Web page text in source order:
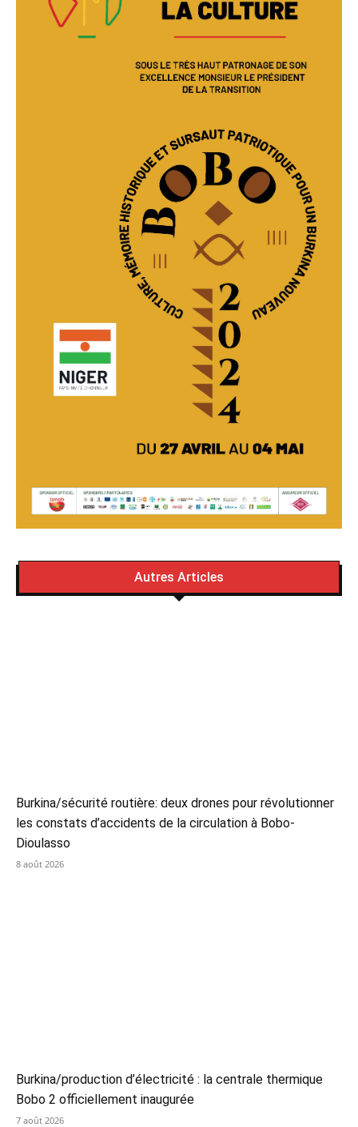
Autres Articles
Burkina/sécurité routière: deux drones pour révolutionner
les constats d’accidents de la circulation à Bobo-
Dioulasso
8 août 2026
Burkina/production d’électricité : la centrale thermique
Bobo 2 officiellement inaugurée
7 août 2026